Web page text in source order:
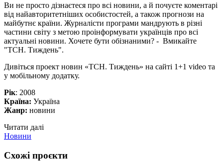
Ви не просто дізнаєтеся про всі новини, а й почуєте коментарі
від найавторитетніших особистостей, а також прогнози на
майбутнє країни. Журналісти програми мандрують в різні
частини світу з метою проінформувати українців про всі
актуальні новини. Хочете бути обізнаними? - Вмикайте
"ТСН. Тиждень".
Дивіться проект новин «ТСН. Тиждень» на сайті 1+1 video та
у мобільному додатку.
Рік: 2008
Країна: Україна
Жанр: новини
Читати далі
Новини
Схожі проєкти